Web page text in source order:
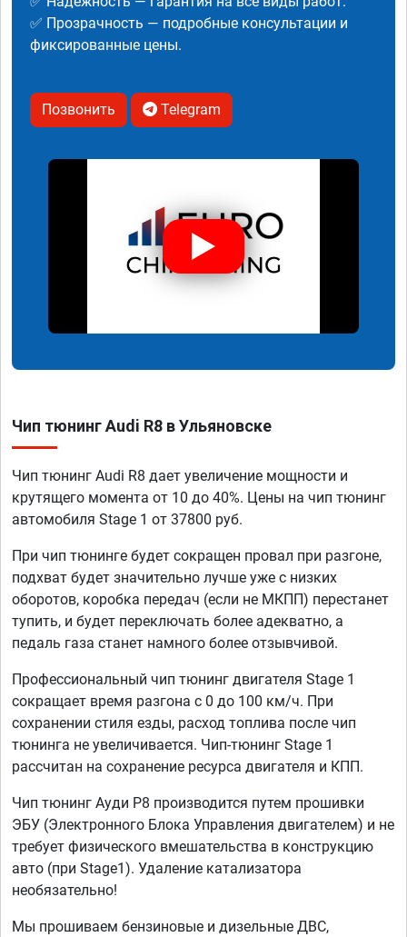
✅ Прозрачность — подробные консультации и
фиксированные цены.
Позвонить Telegram
Чип тюнинг Audi R8 в Ульяновске
Чип тюнинг Audi R8 дает увеличение мощности и
крутящего момента от 10 до 40%. Цены на чип тюнинг
автомобиля Stage 1 от 37800 руб.
При чип тюнинге будет сокращен провал при разгоне,
подхват будет значительно лучше уже с низких
оборотов, коробка передач (если не МКПП) перестанет
тупить, и будет переключать более адекватно, а
педаль газа станет намного более отзывчивой.
Профессиональный чип тюнинг двигателя Stage 1
сокращает время разгона с 0 до 100 км/ч. При
сохранении стиля езды, расход топлива после чип
тюнинга не увеличивается. Чип-тюнинг Stage 1
рассчитан на сохранение ресурса двигателя и КПП.
Чип тюнинг Ауди Р8 производится путем прошивки
ЭБУ (Электронного Блока Управления двигателем) и не
требует физического вмешательства в конструкцию
авто (при Stage1). Удаление катализатора
необязательно!
Мы прошиваем бензиновые и дизельные ДВС,